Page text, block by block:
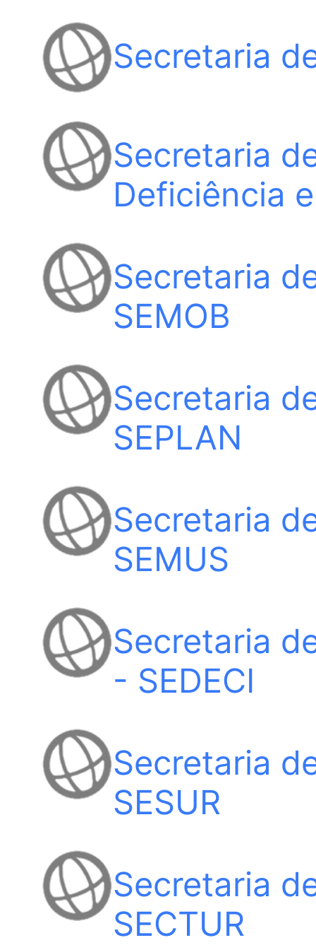
Secretaria
Secretaria
Deficiência
Secretaria
SEMOB
Secretaria
SEPLAN
Secretaria
SEMUS
Secretaria
- SEDECI
Secretaria
SESUR
Secretaria
SECTUR